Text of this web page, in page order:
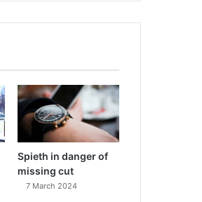
Spieth in danger of
missing cut
7 March 2024